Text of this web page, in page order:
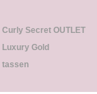
Curly Secret OUTLET
Luxury Gold
tassen